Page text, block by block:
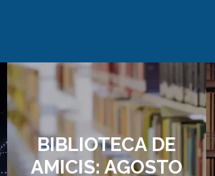
BIBLIOTECA DE
AMICIS: AGOSTO